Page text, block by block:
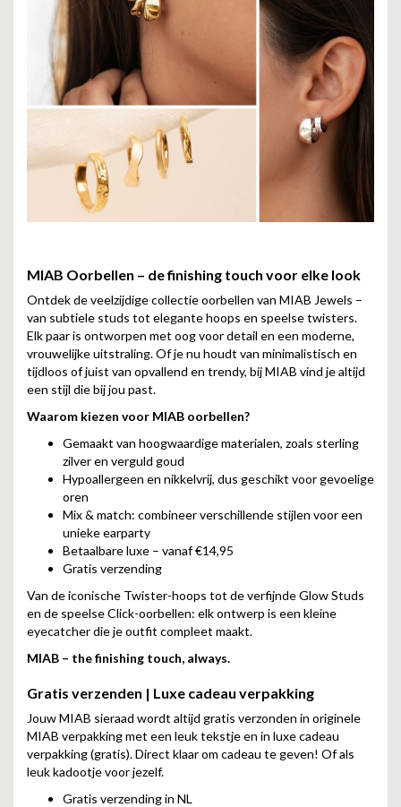
MIAB Oorbellen – de finishing touch voor elke look
Ontdek de veelzijdige collectie oorbellen van MIAB Jewels –
van subtiele studs tot elegante hoops en speelse twisters.
Elk paar is ontworpen met oog voor detail en een moderne,
vrouwelijke uitstraling. Of je nu houdt van minimalistisch en
tijdloos of juist van opvallend en trendy, bij MIAB vind je altijd
een stijl die bij jou past.
Waarom kiezen voor MIAB oorbellen?
Gemaakt van hoogwaardige materialen, zoals sterling
zilver en verguld goud
Hypoallergeen en nikkelvrij, dus geschikt voor gevoelige
oren
Mix & match: combineer verschillende stijlen voor een
unieke earparty
Betaalbare luxe – vanaf €14,95
Gratis verzending
Van de iconische Twister-hoops tot de verfijnde Glow Studs
en de speelse Click-oorbellen: elk ontwerp is een kleine
eyecatcher die je outfit compleet maakt.
MIAB – the finishing touch, always.
Gratis verzenden | Luxe cadeau verpakking
Jouw MIAB sieraad wordt altijd gratis verzonden in originele
MIAB verpakking met een leuk tekstje en in luxe cadeau
verpakking (gratis). Direct klaar om cadeau te geven! Of als
leuk kadootje voor jezelf.
Gratis verzending in NL